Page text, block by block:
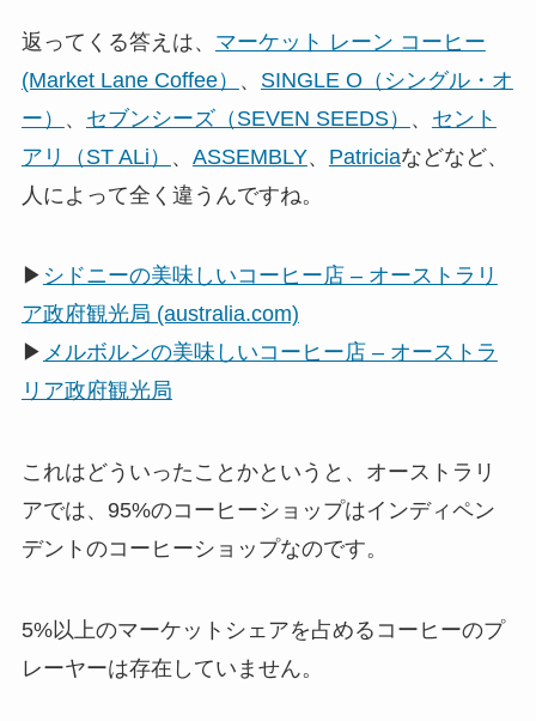
返ってくる答えは、 マーケット レーン コーヒー
(Market Lane Coffee）
、 SINGLE O（シングル・オ
ー）
、 セブンシーズ（SEVEN SEEDS） 、 セント
アリ（ST ALi）
、 ASSEMBLY、 Patriciaなどなど、
人によって全く違うんですね。
▶ シドニーの美味しいコーヒー店 – オーストラリ
ア政府観光局 (australia.com)
▶ メルボルンの美味しいコーヒー店 – オーストラ
リア政府観光局
これはどういったことかというと、オーストラリ
アでは、95%のコーヒーショップはインディペン
デントのコーヒーショップなのです。
5%以上のマーケットシェアを占めるコーヒーのプ
レーヤーは存在していません。